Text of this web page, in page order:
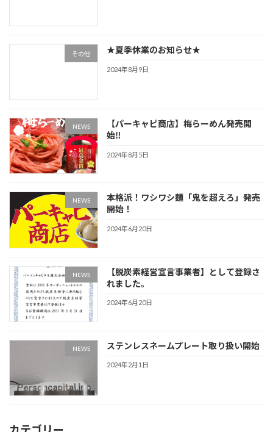
その他 ★夏季休業のお知らせ★
2024年8月9日
NEWS
【パーキャピ商店】梅らーめん発売開
始‼
2024年8月5日
NEWS
本格派！ワシワシ麺「鬼を超えろ」発売
開始！
2024年6月20日
NEWS
【脱炭素経営宣言事業者】として登録さ
れました。
2024年6月20日
NEWS ステンレスネームプレート取り扱い開始
2024年2月1日